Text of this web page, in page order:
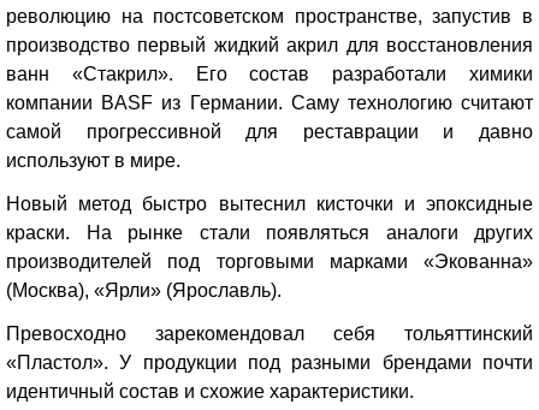
революцию на постсоветском пространстве, запустив в
производство первый жидкий акрил для восстановления
ванн «Стакрил». Его состав разработали химики
компании BASF из Германии. Саму технологию считают
самой прогрессивной для реставрации и давно
используют в мире.
Новый метод быстро вытеснил кисточки и эпоксидные
краски.
На рынке стали появляться аналоги других
производителей под торговыми марками «Экованна»
(Москва), «Ярли» (Ярославль).
Превосходно зарекомендовал себя тольяттинский
«Пластол». У продукции под разными брендами почти
идентичный состав и схожие характеристики.